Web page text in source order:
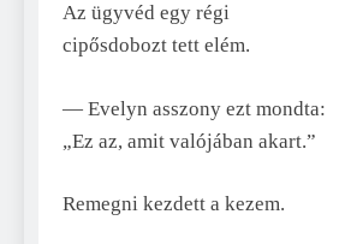
Az ügyvéd egy régi
cipősdobozt tett elém.
— Evelyn asszony ezt mondta:
„Ez az, amit valójában akart.”
Remegni kezdett a kezem.